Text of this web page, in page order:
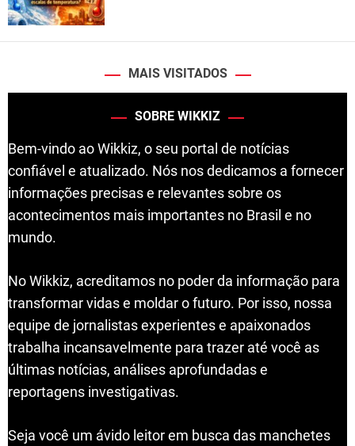
MAIS VISITADOS
SOBRE WIKKIZ
Bem-vindo ao Wikkiz, o seu portal de notícias
confiável e atualizado. Nós nos dedicamos a fornecer
informações precisas e relevantes sobre os
acontecimentos mais importantes no Brasil e no
mundo.
No Wikkiz, acreditamos no poder da informação para
transformar vidas e moldar o futuro. Por isso, nossa
equipe de jornalistas experientes e apaixonados
trabalha incansavelmente para trazer até você as
últimas notícias, análises aprofundadas e
reportagens investigativas.
Seja você um ávido leitor em busca das manchetes